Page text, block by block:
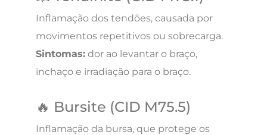
Inflamação dos tendões, causada por
movimentos repetitivos ou sobrecarga.
Sintomas: dor ao levantar o braço,
inchaço e irradiação para o braço.
🔥 Bursite (CID M75.5)
Inflamação da bursa, que protege os